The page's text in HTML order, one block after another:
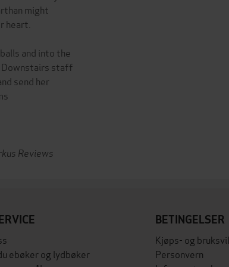
might
heart.
and into the
Downstairs staff
send her
Reviews
ebøker og lydbøker
BETINGELSER
Kjøps- og
Personvern